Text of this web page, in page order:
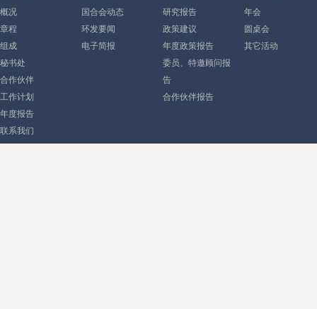
概况
章程
组成
秘书处
合作伙伴
工作计划
年度报告
联系我们
国合会动态
环发要闻
电子简报
研究报告
政策建议
年度政策报告
委员、特邀顾问报
告
合作伙伴报告
年会
圆桌会
其它活动